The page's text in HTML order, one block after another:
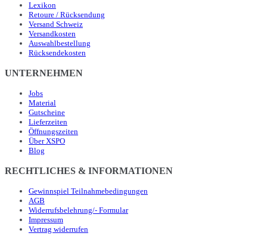
Lexikon
Retoure / Rücksendung
Versand Schweiz
Versandkosten
Auswahlbestellung
Rücksendekosten
UNTERNEHMEN
Jobs
Material
Gutscheine
Lieferzeiten
Öffnungszeiten
Über XSPO
Blog
RECHTLICHES & INFORMATIONEN
Gewinnspiel Teilnahmebedingungen
AGB
Widerrufsbelehrung/- Formular
Impressum
Vertrag widerrufen